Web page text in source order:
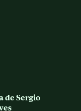
de Sergio